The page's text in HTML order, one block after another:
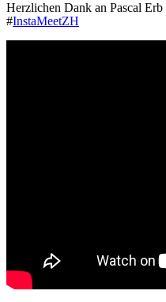
Herzlichen Dank an Pascal
#InstaMeetZH